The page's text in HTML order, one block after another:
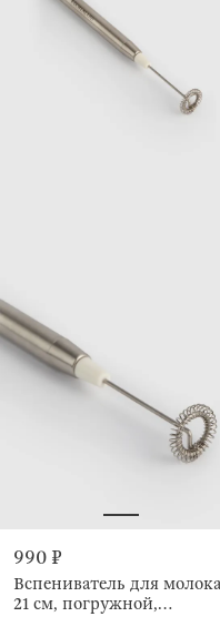
990 ₽
Вспениватель для
21 см, погружной,